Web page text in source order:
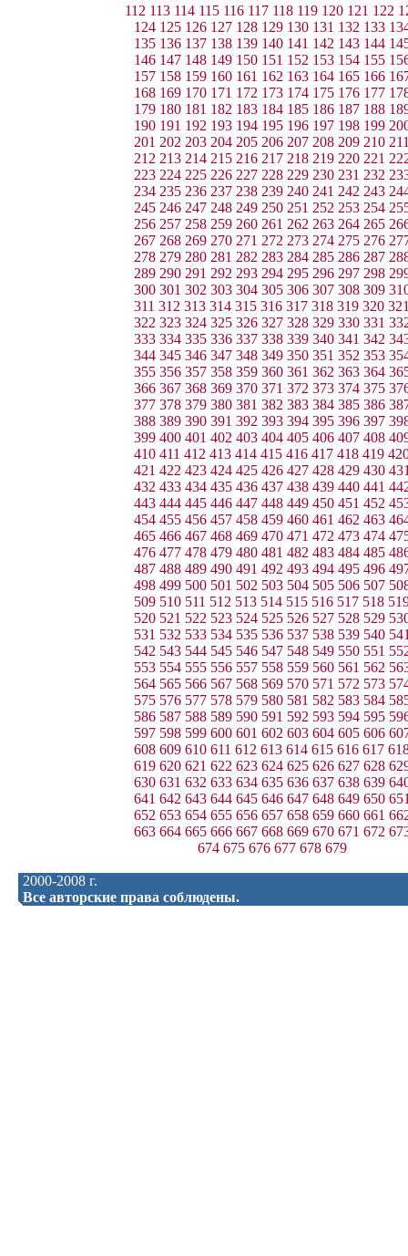
112 113 114 115 116 117 118 119 120 121 122
124 125 126 127 128 129 130 131 132 133
135 136 137 138 139 140 141 142 143 144
146 147 148 149 150 151 152 153 154 155
157 158 159 160 161 162 163 164 165 166
168 169 170 171 172 173 174 175 176 177
179 180 181 182 183 184 185 186 187 188
190 191 192 193 194 195 196 197 198 199
201 202 203 204 205 206 207 208 209 210
212 213 214 215 216 217 218 219 220 221
223 224 225 226 227 228 229 230 231 232
234 235 236 237 238 239 240 241 242 243
245 246 247 248 249 250 251 252 253 254
256 257 258 259 260 261 262 263 264 265
267 268 269 270 271 272 273 274 275 276
278 279 280 281 282 283 284 285 286 287
289 290 291 292 293 294 295 296 297 298
300 301 302 303 304 305 306 307 308 309
311 312 313 314 315 316 317 318 319 320
322 323 324 325 326 327 328 329 330 331
333 334 335 336 337 338 339 340 341 342
344 345 346 347 348 349 350 351 352 353
355 356 357 358 359 360 361 362 363 364
366 367 368 369 370 371 372 373 374 375
377 378 379 380 381 382 383 384 385 386
388 389 390 391 392 393 394 395 396 397
399 400 401 402 403 404 405 406 407 408
410 411 412 413 414 415 416 417 418 419
421 422 423 424 425 426 427 428 429 430
432 433 434 435 436 437 438 439 440 441
443 444 445 446 447 448 449 450 451 452
454 455 456 457 458 459 460 461 462 463
465 466 467 468 469 470 471 472 473 474
476 477 478 479 480 481 482 483 484 485
487 488 489 490 491 492 493 494 495 496
498 499 500 501 502 503 504 505 506 507
509 510 511 512 513 514 515 516 517 518
520 521 522 523 524 525 526 527 528 529
531 532 533 534 535 536 537 538 539 540
542 543 544 545 546 547 548 549 550 551
553 554 555 556 557 558 559 560 561 562
564 565 566 567 568 569 570 571 572 573
575 576 577 578 579 580 581 582 583 584
586 587 588 589 590 591 592 593 594 595
597 598 599 600 601 602 603 604 605 606
608 609 610 611 612 613 614 615 616 617
619 620 621 622 623 624 625 626 627 628
630 631 632 633 634 635 636 637 638 639
641 642 643 644 645 646 647 648 649 650
652 653 654 655 656 657 658 659 660 661
663 664 665 666 667 668 669 670 671 672
674 675 676 677 678 679
2000-2008 г.
Все авторские права соблюдены.